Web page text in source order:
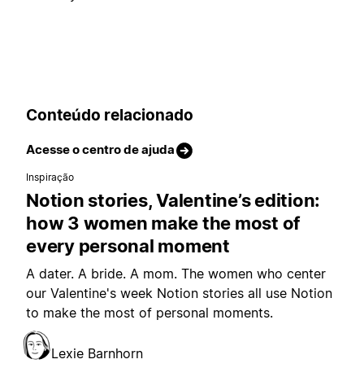
Conteúdo relacionado
Acesse o centro de ajuda
Inspiração
Notion stories, Valentine’s edition:
how 3 women make the most of
every personal moment
A dater. A bride. A mom. The women who center
our Valentine's week Notion stories all use Notion
to make the most of personal moments.
Lexie Barnhorn